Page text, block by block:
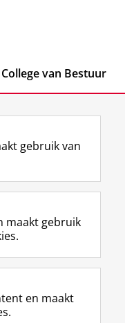
van Bestuur
R
S
-
f
e
R
I
n
t
r
m
Y
o
T
e
k
gebruik van
maakt gebruik
en maakt